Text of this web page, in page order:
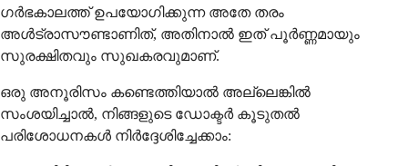
ഗർഭകാലത്ത് ഉപയോഗിക്കുന്ന അതേ തരം
അൾട്രാസൗണ്ടാണിത്, അതിനാൽ ഇത് പൂർണ്ണമായും
സുരക്ഷിതവും സുഖകരവുമാണ്.
ഒരു അനൂരിസം കണ്ടെത്തിയാൽ അല്ലെങ്കിൽ
സംശയിച്ചാൽ, നിങ്ങളുടെ ഡോക്ടർ കൂടുതൽ
പരിശോധനകൾ നിർദ്ദേശിച്ചേക്കാം: